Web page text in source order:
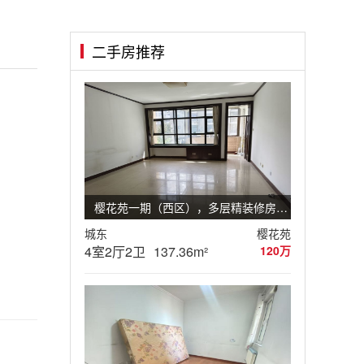
二手房推荐
樱花苑一期（西区），多层精装修房源4室2厅2卫
城东
樱花苑
4室2厅2卫 137.36m² 120万